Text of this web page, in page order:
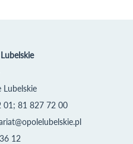
01; 81 827 72 00
12